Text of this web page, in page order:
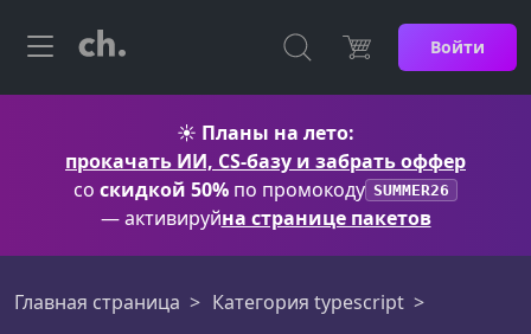
Войти
☀️ Планы на лето:
прокачать ИИ, CS-базу и забрать оффер
со скидкой 50% по промокоду SUMMER26
— активируйна странице пакетов
Главная страница
Категория typescript